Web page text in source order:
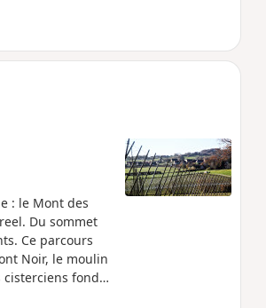
: le Mont des
Du sommet
Ce parcours
Noir, le moulin
fondée